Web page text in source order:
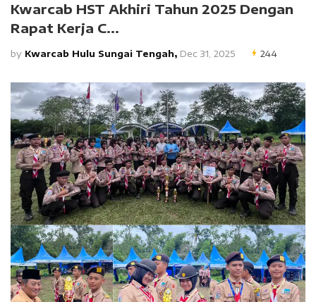
Kwarcab HST Akhiri Tahun 2025 Dengan
Rapat Kerja C...
by Kwarcab Hulu Sungai Tengah, Dec 31, 2025 244